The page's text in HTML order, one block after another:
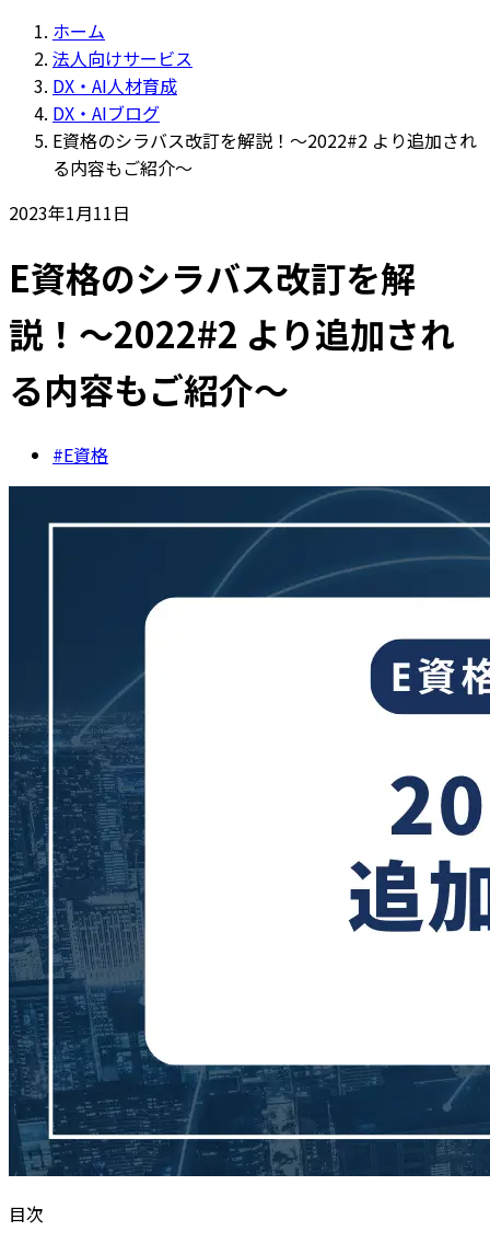
ホーム
法人向けサービス
DX・AI人材育成
DX・AIブログ
E資格のシラバス改訂を解説！〜2022#2 より追加され
る内容もご紹介〜
2023年1月11日
E資格のシラバス改訂を解
説！〜2022#2 より追加され
る内容もご紹介〜
#E資格
目次